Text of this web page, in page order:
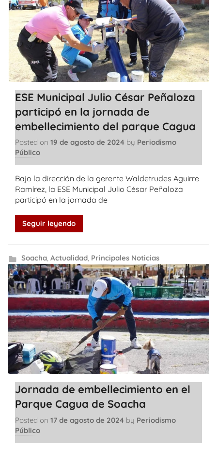
ESE Municipal Julio César Peñaloza
participó en la jornada de
embellecimiento del parque Cagua
Posted on 19 de agosto de 2024 by Periodismo
Público
Bajo la dirección de la gerente Waldetrudes Aguirre
Ramírez, la ESE Municipal Julio César Peñaloza
participó en la jornada de
Seguir leyendo
Soacha, Actualidad, Principales Noticias
Jornada de embellecimiento en el
Parque Cagua de Soacha
Posted on 17 de agosto de 2024 by Periodismo
Público